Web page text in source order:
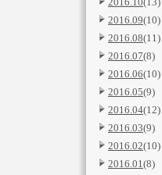
2016.09(10)
2016.08(11)
2016.07(8)
2016.06(10)
2016.05(9)
2016.04(12)
2016.03(9)
2016.02(10)
2016.01(8)